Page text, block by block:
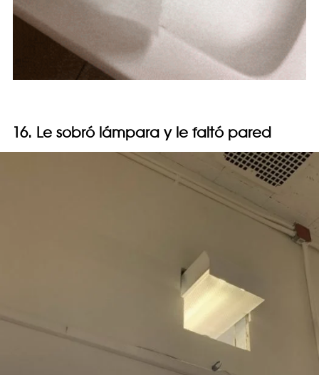
16. Le sobró lámpara y le faltó pared